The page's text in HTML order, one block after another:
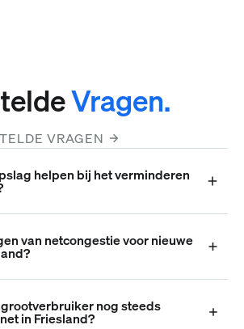
Vragen.
VRAGEN
helpen bij het verminderen
van netcongestie voor nieuwe
nog steeds
in Friesland?